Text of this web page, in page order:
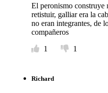
El peronismo construye
retistuir, galliar era la
no eran integrantes, de
compañeros
1
1
Richard